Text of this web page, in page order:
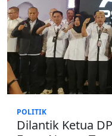
POLITIK
Dilantik Ketua